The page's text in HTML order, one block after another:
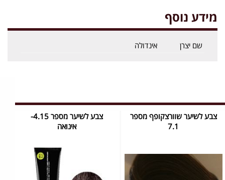
מידע נוסף
שם יצרן אינדולה
צבע לשיער שוורצקופף מספר
7.1
צבע לשיער מספר 4.15-
אינואה